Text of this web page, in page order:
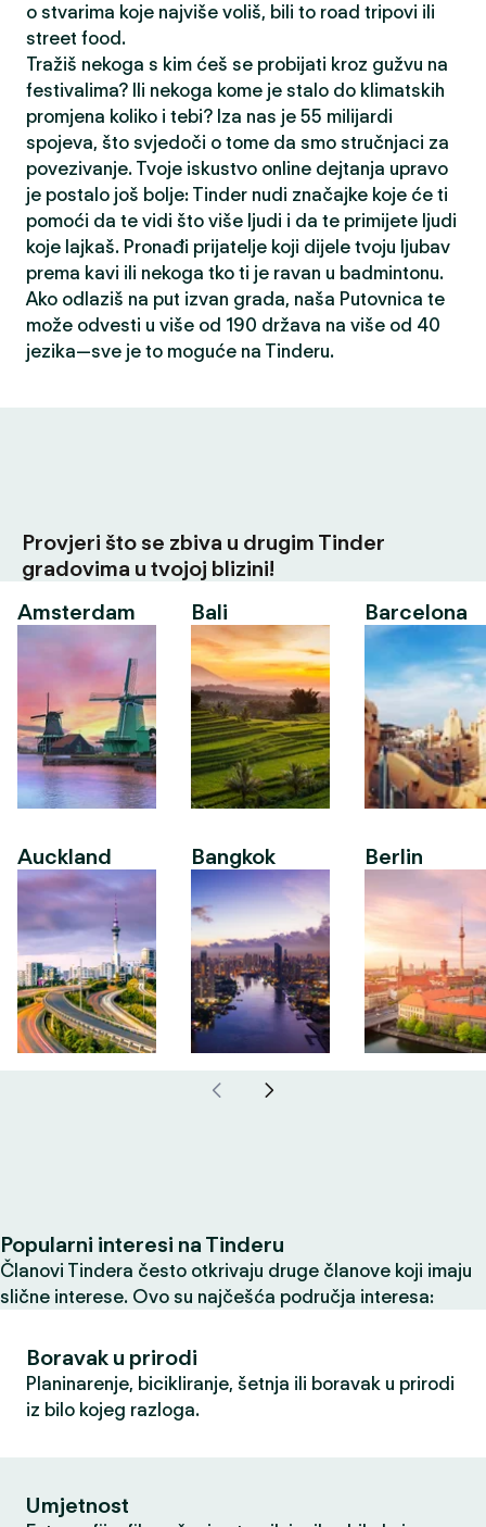
o stvarima koje najviše voliš, bili to road tripovi ili
street food.
Tražiš nekoga s kim ćeš se probijati kroz gužvu na
festivalima? Ili nekoga kome je stalo do klimatskih
promjena koliko i tebi? Iza nas je 55 milijardi
spojeva, što svjedoči o tome da smo stručnjaci za
povezivanje. Tvoje iskustvo online dejtanja upravo
je postalo još bolje: Tinder nudi značajke koje će ti
pomoći da te vidi što više ljudi i da te primijete ljudi
koje lajkaš. Pronađi prijatelje koji dijele tvoju ljubav
prema kavi ili nekoga tko ti je ravan u badmintonu.
Ako odlaziš na put izvan grada, naša Putovnica te
može odvesti u više od 190 država na više od 40
jezika—sve je to moguće na Tinderu.
Provjeri što se zbiva u drugim Tinder
gradovima u tvojoj blizini!
Amsterdam
Auckland
Bali
Bangkok
Barcelona
Berlin
Popularni interesi na Tinderu
Članovi Tindera često otkrivaju druge članove koji imaju
slične interese. Ovo su najčešća područja interesa:
Boravak u prirodi
Planinarenje, bicikliranje, šetnja ili boravak u prirodi
iz bilo kojeg razloga.
Umjetnost